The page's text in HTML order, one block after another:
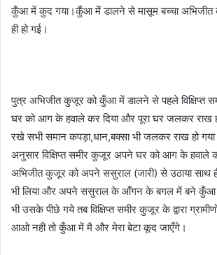
कुँआ में कुद गया।कुँआ में डालने से मासूम बच्चा अभिजीत
ही हो गई।
पुत्र अभिजीत कुजूर को कुँआ में डालने से पहले विक्षिप्त
घर को आग के हवाले कर दिया और पूरा घर जलकर राख
रखे सभी समान कपड़ा,धान,बक्सा भी जलकर राख हो
अनुसार विक्षिप्त समीर कुजूर अपने घर को आग के हवाले
अभिजीत कुजूर को अपने ससुराल (जारी) से उठाया साथ
भी लिया और अपने ससुराल के आँगन के बगल में बने कुँआ
भी उसके पीछे गये तब विक्षिप्त समीर कुजूर के द्वारा
आओ नही तो कुँआ में मै और मेरा बेटा कूद जाएँगे।